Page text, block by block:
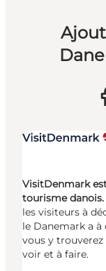
VisitDenmark
tourisme danois.
les visiteurs à
le Danemark a
vous y trouverez
voir et à faire.